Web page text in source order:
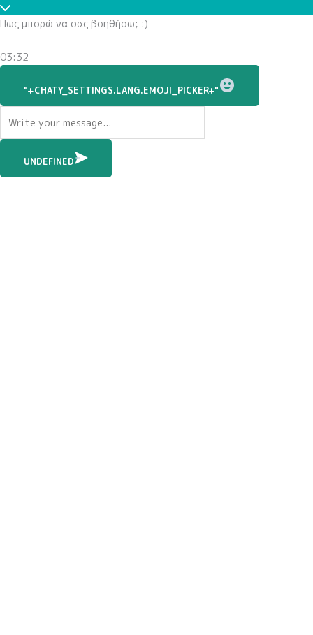
Πως μπορώ να σας βοηθήσω; :)
03:32
"+CHATY_SETTINGS.LANG.EMOJI_PICKER+"
WhatsApp
UNDEFINED